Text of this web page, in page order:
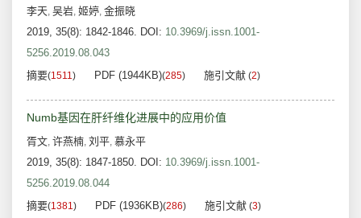
李天, 吴岩, 姬婷, 金振晓
2019, 35(8): 1842-1846. DOI: 10.3969/j.issn.1001-
5256.2019.08.043
摘要(1511) PDF (1944KB)(285) 施引文献 (2)
Numb基因在肝纤维化进展中的应用价值
胥文, 许燕楠, 刘平, 慕永平
2019, 35(8): 1847-1850. DOI: 10.3969/j.issn.1001-
5256.2019.08.044
摘要(1381) PDF (1936KB)(286) 施引文献 (3)